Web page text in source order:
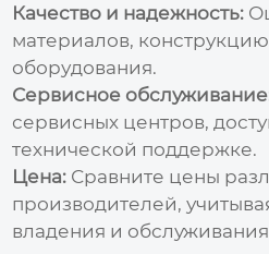
Качество и надежность:
материалов,
оборудования.
Сервисное
сервисных центров,
технической поддержке.
Цена: Сравните цены
производителей,
владения и